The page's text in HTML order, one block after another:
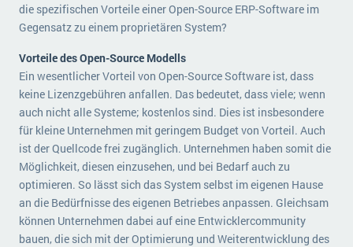
die spezifischen Vorteile einer Open-Source ERP-Software im
Gegensatz zu einem proprietären System?
Vorteile des Open-Source Modells
Ein wesentlicher Vorteil von Open-Source Software ist, dass
keine Lizenzgebühren anfallen. Das bedeutet, dass viele; wenn
auch nicht alle Systeme; kostenlos sind. Dies ist insbesondere
für kleine Unternehmen mit geringem Budget von Vorteil. Auch
ist der Quellcode frei zugänglich. Unternehmen haben somit die
Möglichkeit, diesen einzusehen, und bei Bedarf auch zu
optimieren. So lässt sich das System selbst im eigenen Hause
an die Bedürfnisse des eigenen Betriebes anpassen. Gleichsam
können Unternehmen dabei auf eine Entwicklercommunity
bauen, die sich mit der Optimierung und Weiterentwicklung des